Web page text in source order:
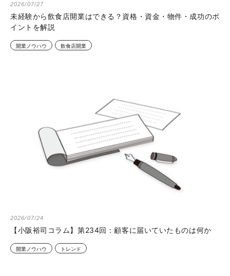
2026/07/27
未経験から飲食店開業はできる？資格・資金・物件・成功のポ
イントを解説
開業ノウハウ 飲食店開業
2026/07/24
【小阪裕司コラム】第234回：顧客に届いていたものは何か
開業ノウハウ トレンド